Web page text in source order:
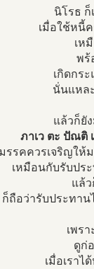
นิโรธ
เมื่อใช้หนี้
เห
พร้
เกิดกร
นั่นแหล
แล้วก็ยั
ภาเว ตะ ปัณติ
มรรคควรเจริญให้
เหมือนกับรับปร
แล้
ก็ถือว่ารับประทาน
เพร
ดูก่
เมื่อเราไ